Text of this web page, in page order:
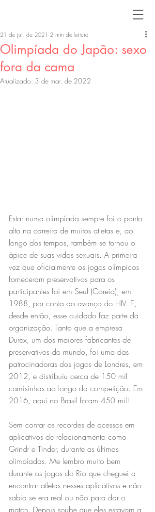
Olimpíada do Japão: sexo
fora da cama
21 de jul. de 2021 2 min de leitura
Atualizado: 3 de mar. de 2022
Estar numa olimpíada sempre foi o ponto
alto na carreira de muitos atletas e, ao
longo dos tempos, também se tornou o
ápice de suas vidas sexuais. A primeira
vez que oficialmente os jogos olímpicos
forneceram preservativos para os
participantes foi em Seul (Coreia), em
1988, por conta do avanço do HIV. E,
desde então, esse cuidado faz parte da
organização. Tanto que a empresa
Durex, um dos maiores fabricantes de
preservativos do mundo, foi uma das
patrocinadoras dos jogos de Londres, em
2012, e distribuiu cerca de 150 mil
camisinhas ao longo da competição. Em
2016, aqui no Brasil foram 450 mil!
Sem contar os recordes de acessos em
aplicativos de relacionamento como
Grindr e Tinder, durante as últimas
olimpíadas. Me lembro muito bem
durante os jogos do Rio que cheguei a
encontrar atletas nesses aplicativos e não
sabia se era real ou não para dar o
match. Depois soube que eles estavam a